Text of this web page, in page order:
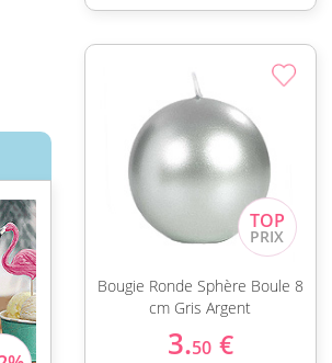
Bougie Ronde Sphère Boule 8
cm Gris Argent
3.50 €